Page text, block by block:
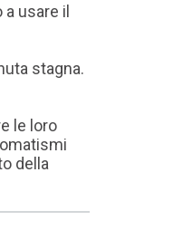
usare il
stagna.
le loro
della